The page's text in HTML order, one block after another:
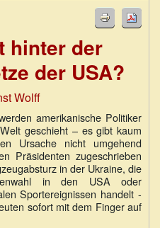
hinter der
der USA?
Wolff
amerikanische Politiker
geschieht – es gibt kaum
Ursache nicht umgehend
Präsidenten zugeschrieben
in der Ukraine, die
in den USA oder
Sportereignissen handelt -
sofort mit dem Finger auf